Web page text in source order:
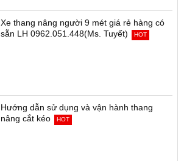
Xe thang nâng người 9 mét giá rẻ hàng có
sẵn LH 0962.051.448(Ms. Tuyết)
HOT
Hướng dẫn sử dụng và vận hành thang
nâng cắt kéo
HOT